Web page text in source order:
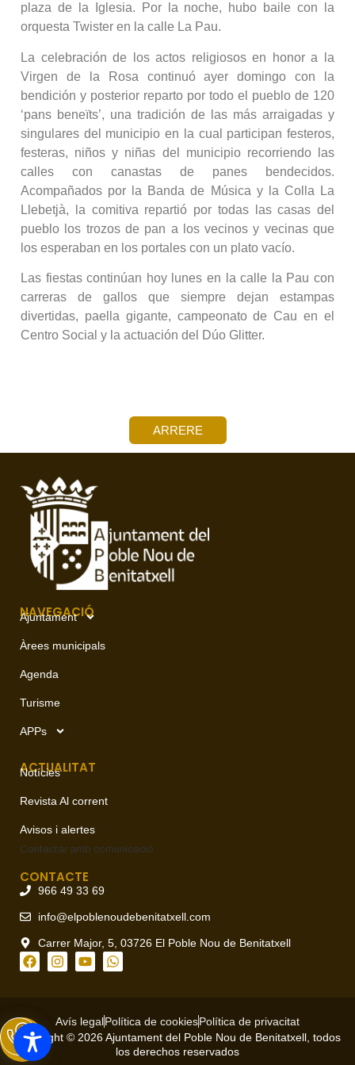
plaza de la Iglesia. Por la noche, hubo baile con la
orquesta Twister en la calle La Pau.
La celebración de los actos religiosos en honor a la
Virgen de la Rosa continuó ayer domingo con la
bendición y posterior reparto por todo el pueblo de 120
‘pans beneïts’, una tradición de las más arraigadas y
singulares del municipio en la cual participan festeros,
festeras, niños y niñas del municipio recorriendo las
calles con canastas de panes bendecidos.
Acompañados por la Banda de Música y la Colla La
Llebetjà, la comitiva repartió por todas las casas del
pueblo los trozos de pan a los vecinos y vecinas que
los esperaban en los portales con un plato vacío.
Las fiestas continúan hoy lunes en la calle la Pau con
carreras de gallos que siempre dejan estampas
divertidas, paella gigante, campeonato de Cau en el
Centro Social y la actuación del Dúo Glitter.
ARRERE
NAVEGACIÓ
Ajuntament
Àrees municipals
Agenda
Turisme
APPs
ACTUALITAT
Notícies
Revista Al corrent
Avisos i alertes
Contactar amb comunicació
CONTACTE
966 49 33 69
info@elpoblenoudebenitatxell.com
Carrer Major, 5, 03726 El Poble Nou de Benitatxell
Avís legalPolítica de cookiesPolítica de privacitat
Copyright © 2026 Ajuntament del Poble Nou de Benitatxell, todos
los derechos reservados